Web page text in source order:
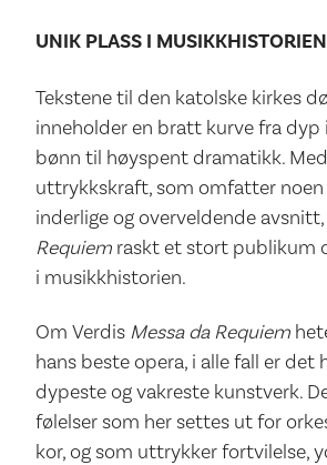
UNIK PLASS I MUSIKKHISTORIEN
Tekstene til den katolske kirkes
inneholder en bratt kurve fra dyp
bønn til høyspent dramatikk.
uttrykkskraft, som omfatter noen
inderlige og overveldende
Requiem raskt et stort publikum
i musikkhistorien.
Om Verdis Messa da Requiem
hans beste opera, i alle fall er det
dypeste og vakreste kunstverk.
følelser som her settes ut for
kor, og som uttrykker fortvilelse,